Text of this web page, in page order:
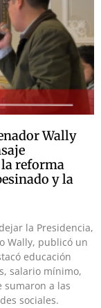
Wally
reforma
y la
la Presidencia,
Wally, publicó un
educación
salario mínimo,
sumaron a las
sociales.